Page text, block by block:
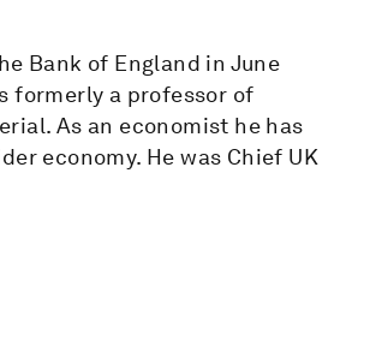
Bank of England in June
formerly a professor of
As an economist he has
economy. He was Chief UK